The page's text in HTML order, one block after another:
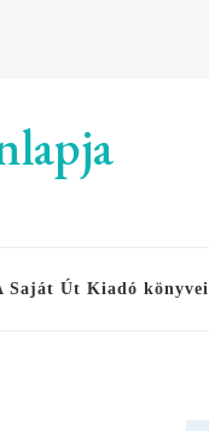
Saját Út Kiadó könyvei